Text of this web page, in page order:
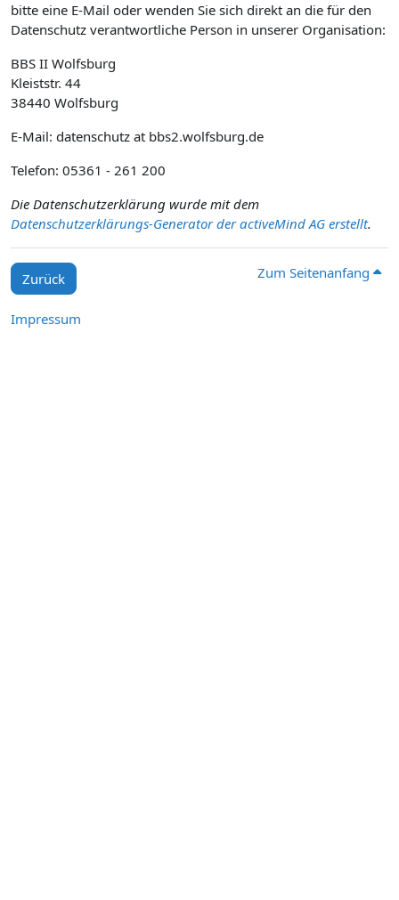
bitte eine E-Mail oder wenden Sie sich direkt an die für den
Datenschutz verantwortliche Person in unserer Organisation:
BBS II Wolfsburg
Kleiststr. 44
38440 Wolfsburg
E-Mail: datenschutz at bbs2.wolfsburg.de
Telefon: 05361 - 261 200
Die Datenschutzerklärung wurde mit dem
Datenschutzerklärungs-Generator der activeMind AG erstellt.
Zurück Zum Seitenanfang
Impressum